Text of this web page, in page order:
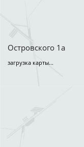
Островского 1а
загрузка карты...